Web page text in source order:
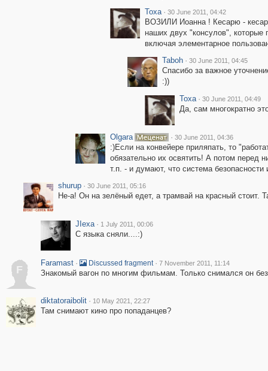
Toxa · 30 June 2011, 04:42
ВОЗИЛИ Иоанна ! Кесарю -
наших двух "консулов", которые
включая элементарное
Taboh · 30 June 2011, 04:45
Спасибо за важное
:))
Toxa · 30 June 2011, 04:49
Да, сам многократно
Olgara · 30 June 2011, 04:36
:)Если на конвейере приляпать, то
обязательно их освятить! А потом перед
т.п. - и думают, что система безопасности
shurup · 30 June 2011, 05:16
Не-а! Он на зелёный едет, а трамвай на красный стоит.
JIexa · 1 July 2011, 00:06
С языка сняли....:)
F
Faramast · Discussed fragment · 7 November 2011, 11:14
Знакомый вагон по многим фильмам. Только снимался он
diktatoraibolit · 10 May 2021, 22:27
Там снимают кино про попаданцев?